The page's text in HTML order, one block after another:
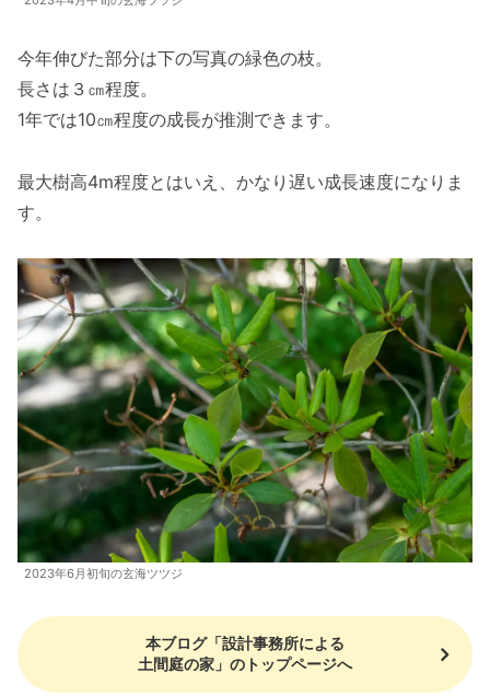
今年伸びた部分は下の写真の緑色の枝。
長さは３㎝程度。
1年では10㎝程度の成長が推測できます。
最大樹高4m程度とはいえ、かなり遅い成長速度になりま
す。
2023年6月初旬の玄海ツツジ
本ブログ「設計事務所による
土間庭の家」のトップページへ